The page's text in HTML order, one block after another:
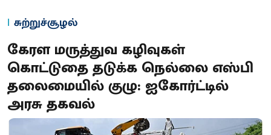
சுற்றுச்சூழல்
கேரள மருத்துவ கழிவுகள்
கொட்டுதை தடுக்க நெல்லை எஸ்பி
தலைமையில் குழு: ஐகோர்ட்டில்
அரசு தகவல்